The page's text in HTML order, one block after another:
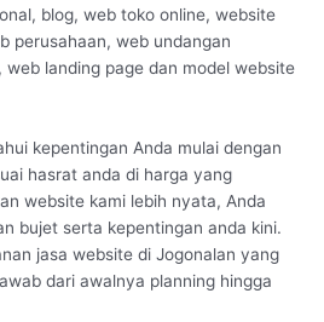
blog, web toko online, website
perusahaan, web undangan
landing page dan model website
kepentingan Anda mulai dengan
hasrat anda di harga yang
website kami lebih nyata, Anda
bujet serta kepentingan anda kini.
jasa website di Jogonalan yang
dari awalnya planning hingga